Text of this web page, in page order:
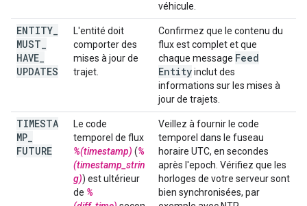
véhicule.
ENTITY
MUST
HAVE
UPDATES
L'entité doit
comporter des
mises à jour de
trajet.
Confirmez que le contenu du
flux est complet et que
chaque message Feed
Entityinclut des
informations sur les mises à
jour de trajets.
TIMESTA
MP
FUTURE
Le code
temporel de flux
%(timestamp) (%
(timestamp_strin
g)) est ultérieur
de %
Veillez à fournir le code
temporel dans le fuseau
horaire UTC, en secondes
après l'epoch. Vérifiez que les
horloges de votre serveur sont
bien synchronisées, par